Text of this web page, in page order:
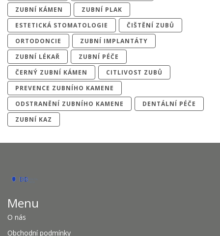
ZUBNÍ KÁMEN
ZUBNÍ PLAK
ESTETICKÁ STOMATOLOGIE
ČIŠTĚNÍ ZUBŮ
ORTODONCIE
ZUBNÍ IMPLANTÁTY
ZUBNÍ LÉKAŘ
ZUBNÍ PÉČE
ČERNÝ ZUBNÍ KÁMEN
CITLIVOST ZUBŮ
PREVENCE ZUBNÍHO KAMENE
ODSTRANĚNÍ ZUBNÍHO KAMENE
DENTÁLNÍ PÉČE
ZUBNÍ KAZ
Menu
O nás
Obchodní podmínky